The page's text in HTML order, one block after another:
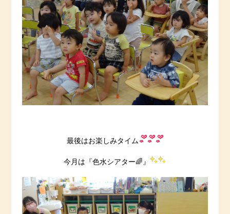
最後はお楽しみタイム
今月は『色水シアター🌈』